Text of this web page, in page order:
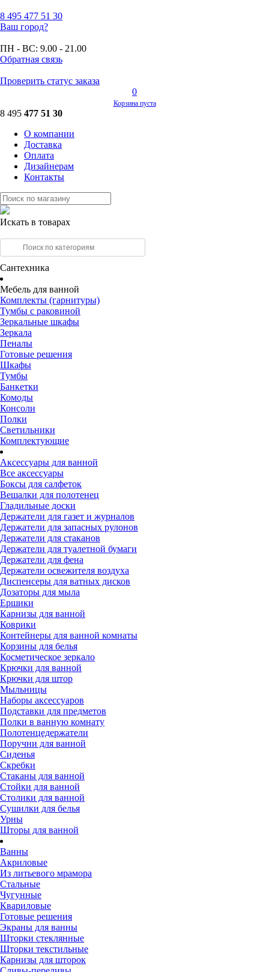
8 495 477 51 30
Ваш город?
ПН - ВС: 9.00 - 21.00
Обратная связь
Проверить статус заказа
0
Корзина пуста
8 495 477 51 30
О компании
Доставка
Оплата
Дизайнерам
Контакты
Искать в товарах
Сантехника
Мебель для ванной
Комплекты (гарнитуры)
Тумбы с раковиной
Зеркальные шкафы
Зеркала
Пеналы
Готовые решения
Шкафы
Тумбы
Банкетки
Комоды
Консоли
Полки
Светильники
Комплектующие
Аксессуары для ванной
Все аксессуары
Боксы для салфеток
Вешалки для полотенец
Гладильные доски
Держатели для газет и журналов
Держатели для запасных рулонов
Держатели для стаканов
Держатели для туалетной бумаги
Держатели для фена
Держатели освежителя воздуха
Диспенсеры для ватных дисков
Дозаторы для мыла
Ершики
Карнизы для ванной
Коврики
Контейнеры для ванной комнаты
Корзины для белья
Косметическое зеркало
Крючки для ванной
Крючки для штор
Мыльницы
Наборы аксессуаров
Подставки для предметов
Полки в ванную комнату
Полотенцедержатели
Поручни для ванной
Сиденья
Скребки
Стаканы для ванной
Стойки для ванной
Столики для ванной
Сушилки для белья
Урны
Шторы для ванной
Ванны
Акриловые
Из литьевого мрамора
Стальные
Чугунные
Квариловые
Готовые решения
Экраны для ванны
Шторки стеклянные
Шторки текстильные
Карнизы для шторок